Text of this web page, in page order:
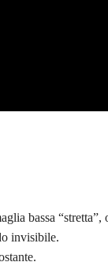
bassa “stretta”,
invisibile.